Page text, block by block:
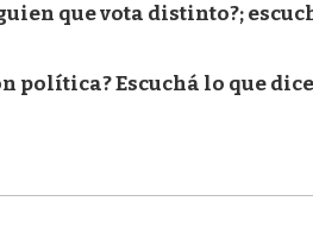
que vota distinto?;
política? Escuchá lo que